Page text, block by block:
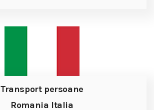
Transport persoane
Romania Italia